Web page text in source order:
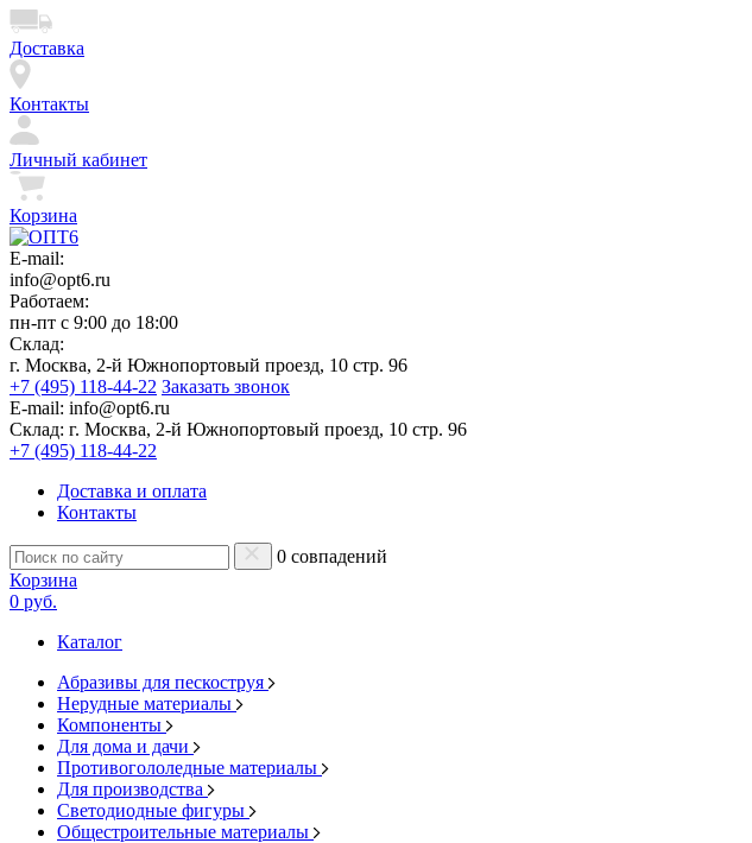
Доставка
Контакты
Личный кабинет
Корзина
E-mail:
info@opt6.ru
Работаем:
пн-пт с 9:00 до 18:00
Склад:
г. Москва, 2-й Южнопортовый проезд, 10 стр. 96
+7 (495) 118-44-22 Заказать звонок
E-mail: info@opt6.ru
Склад: г. Москва, 2-й Южнопортовый проезд, 10 стр. 96
+7 (495) 118-44-22
Доставка и оплата
Контакты
0 совпадений
Корзина
0 руб.
Каталог
Абразивы для пескоструя
Нерудные материалы
Компоненты
Для дома и дачи
Противогололедные материалы
Для производства
Светодиодные фигуры
Общестроительные материалы